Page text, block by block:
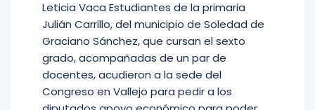
Leticia Vaca Estudiantes de la primaria
Julián Carrillo, del municipio de Soledad de
Graciano Sánchez, que cursan el sexto
grado, acompañadas de un par de
docentes, acudieron a la sede del
Congreso en Vallejo para pedir a los